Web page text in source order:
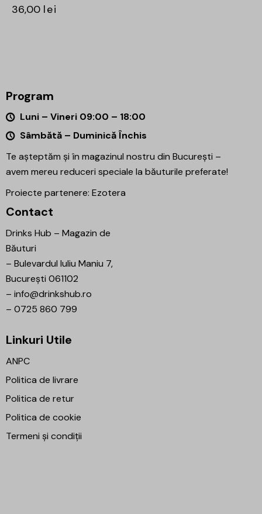
36,00 lei
Program
Luni – Vineri 09:00 – 18:00
Sâmbătă – Duminică Închis
Te așteptăm și în magazinul nostru din București –
avem mereu reduceri speciale la băuturile preferate!
Proiecte partenere: Ezotera
Contact
Drinks Hub – Magazin de
Băuturi
– Bulevardul Iuliu Maniu 7,
București 061102
– info@drinkshub.ro
– 0725 860 799
Linkuri Utile
ANPC
Politica de livrare
Politica de retur
Politica de cookie
Termeni și condiții